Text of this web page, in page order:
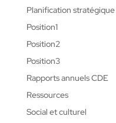
Planification stratégique
Position1
Position2
Position3
Rapports annuels CDE
Ressources
Social et culturel